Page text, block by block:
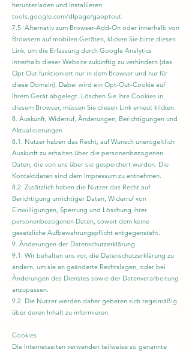
herunterladen und installieren:
tools.google.com/dlpage/gaoptout.
7.5. Alternativ zum Browser-Add-On oder innerhalb von
Browsern auf mobilen Geräten, klicken Sie bitte diesen
Link, um die Erfassung durch Google Analytics
innerhalb dieser Website zukünftig zu verhindern (das
Opt Out funktioniert nur in dem Browser und nur für
diese Domain). Dabei wird ein Opt-Out-Cookie auf
Ihrem Gerät abgelegt. Löschen Sie Ihre Cookies in
diesem Browser, müssen Sie diesen Link erneut klicken.
8. Auskunft, Widerruf, Änderungen, Berichtigungen und
Aktualisierungen
8.1. Nutzer haben das Recht, auf Wunsch unentgeltlich
Auskunft zu erhalten über die personenbezogenen
Daten, die von uns über sie gespeichert wurden. Die
Kontaktdaten sind dem Impressum zu entnehmen.
8.2. Zusätzlich haben die Nutzer das Recht auf
Berichtigung unrichtiger Daten, Widerruf von
Einwilligungen, Sperrung und Löschung ihrer
personenbezogenen Daten, soweit dem keine
gesetzliche Aufbewahrungspflicht entgegensteht.
9. Änderungen der Datenschutzerklärung
9.1. Wir behalten uns vor, die Datenschutzerklärung zu
ändern, um sie an geänderte Rechtslagen, oder bei
Änderungen des Dienstes sowie der Datenverarbeitung
anzupassen.
9.2. Die Nutzer werden daher gebeten sich regelmäßig
über deren Inhalt zu informieren.
Cookies
Die Internetseiten verwenden teilweise so genannte